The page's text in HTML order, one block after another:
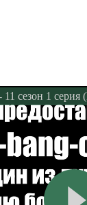
сезон 1